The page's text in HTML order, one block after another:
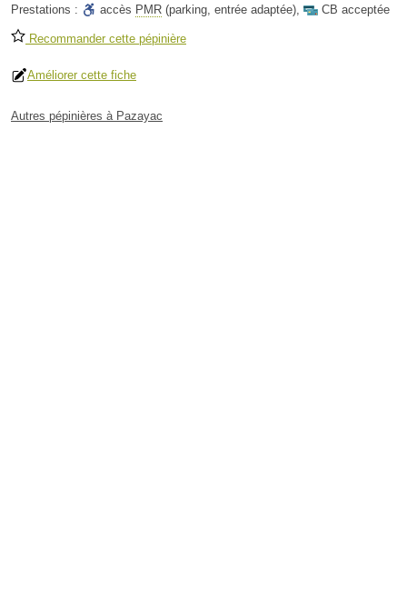
Prestations :
accès PMR (parking, entrée adaptée), CB acceptée
Recommander cette pépinière
Améliorer cette fiche
Autres pépinières à Pazayac